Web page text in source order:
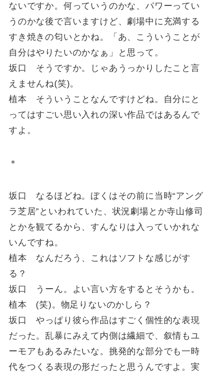
ないですか。何っていうのかな、パワーってい
うのかな後で言いますけど、劇場中に充満する
すき焼きの匂いとかね。「あ、こういうことが
自分はやりたいのかなぁ」と思って。
坂口 そうですか。じゃあうっかりしたこと言
えませんね(笑)。
植本 そういうことなんですけどね。自分にと
ってはすごい思い入れの深い作品ではあるんで
すよ。
＊
坂口 なるほどね。ぼくはその前に当時“アング
ラ芝居”といわれていた、状況劇場とか寺山修司
とかを観てるから、すんなりは入っていかれな
いんですね。
植本 なんだろう、これはソフトな感じがす
る？
坂口 うーん。よい言い方をするとそうかも。
植本 (笑)。物足りないのかしら？
坂口 やっぱり彼ら作品はすごく個性的な表現
だった。乱暴にみえて内側は繊細で、叙情もユ
ーモアもあるみたいな。挑発的な部分でも一時
代をつくる表現の形だったと思うんですよ。実